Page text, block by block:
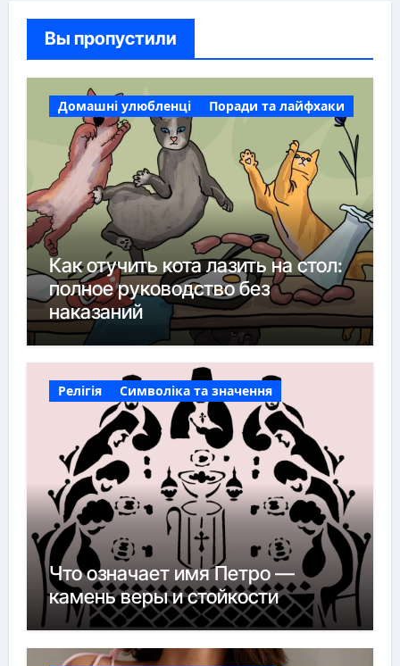
Вы пропустили
Домашні улюбленці Поради та лайфхаки
Как отучить кота лазить на стол:
полное руководство без
наказаний
Релігія Символіка та значення
Что означает имя Петро —
камень веры и стойкости